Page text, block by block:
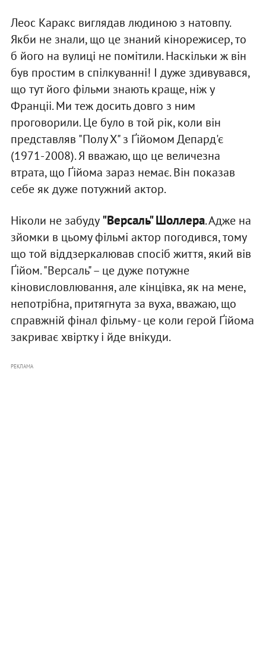
Леос Каракс виглядав людиною з натовпу.
Якби не знали, що це знаний кінорежисер, то
б його на вулиці не помітили. Наскільки ж він
був простим в спілкуванні! І дуже здивувався,
що тут його фільми знають краще, ніж у
Франціі. Ми теж досить довго з ним
проговорили. Це було в той рік, коли він
представляв "Полу Х" з Ґійомом Депард'є
(1971-2008). Я вважаю, що це величезна
втрата, що Ґійома зараз немає. Він показав
себе як дуже потужний актор.
Ніколи не забуду"Версаль" Шоллера. Адже на
зйомки в цьому фільмі актор погодився, тому
що той віддзеркалював спосіб життя, який вів
Ґійом. "Версаль" – це дуже потужне
кіновисловлювання, але кінцівка, як на мене,
непотрібна, притягнута за вуха, вважаю, що
справжній фінал фільму - це коли герой Ґійома
закриває хвіртку і йде внікуди.
РЕКЛАМА